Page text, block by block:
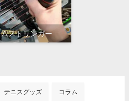
ストリンガー
テニスグッズ コラム